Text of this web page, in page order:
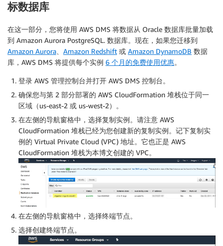
标数据库
在这一部分，您将使用 AWS DMS 将数据从 Oracle 数据库批量加载
到 Amazon Aurora PostgreSQL. 数据库。现在，如果您迁移到
Amazon Aurora
Amazon Redshift 或 Amazon DynamoDB 数据
库，AWS DMS 将提供每个实例 6 个月的免费使用优惠。
登录 AWS 管理控制台并打开 AWS DMS 控制台。
确保您与第 2 部分部署的 AWS CloudFormation 堆栈位于同一
区域（us-east-2 或 us-west-2）。
在左侧的导航窗格中，选择复制实例。请注意 AWS
CloudFormation 堆栈已经为您创建新的复制实例。记下复制实
例的 Virtual Private Cloud (VPC) 地址。它也正是 AWS
CloudFormation 堆栈为本博文创建的 VPC。
在左侧的导航窗格中，选择终端节点。
选择创建终端节点。